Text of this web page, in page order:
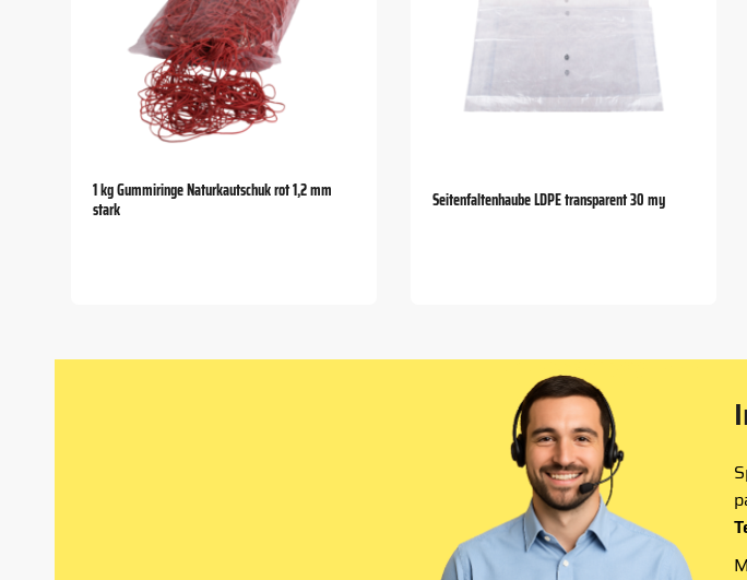
1 kg Gummiringe Naturkautschuk rot 1,2 mm
stark
Seitenfaltenhaube LDPE transparent 30 my